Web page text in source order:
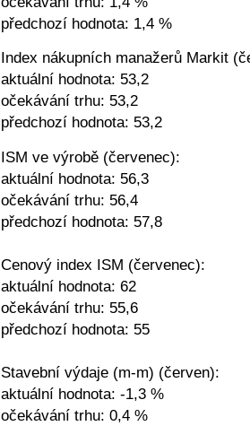
předchozí hodnota: 1,4 %
Index nákupních manažerů Markit
aktuální hodnota: 53,2
očekávání trhu: 53,2
předchozí hodnota: 53,2
ISM ve výrobě (červenec):
aktuální hodnota: 56,3
očekávání trhu: 56,4
předchozí hodnota: 57,8
Cenový index ISM (červenec):
aktuální hodnota: 62
očekávání trhu: 55,6
předchozí hodnota: 55
Stavební výdaje (m-m) (červen):
aktuální hodnota: -1,3 %
očekávání trhu: 0,4 %